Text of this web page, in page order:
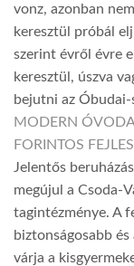
vonz, azonban
keresztül próbál
szerint évről évre
keresztül, úszva
bejutni az Óbudai-
MODERN
FORINTOS
Jelentős
megújul a Csoda-
tagintézménye. A
biztonságosabb
várja a